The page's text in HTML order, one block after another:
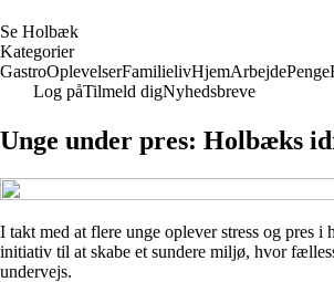
Se Holbæk
Kategorier
GastroOplevelserFamilielivHjemArbejdePenge
Log påTilmeld digNyhedsbreve
Unge under pres: Holbæks
I takt med at flere unge oplever stress og
initiativ til at skabe et sundere miljø, hvor
undervejs.